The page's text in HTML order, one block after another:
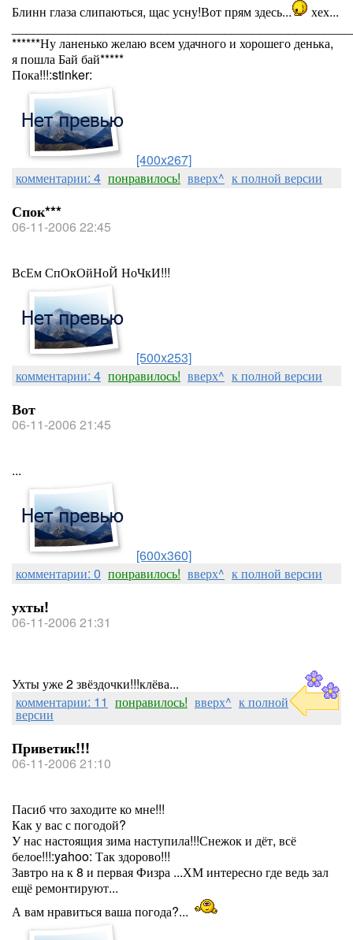
Блинн глаза слипаються, щас усну!Вот прям здесь...
хех...
******Ну ланенько желаю всем удачного и хорошего денька,
я пошла Бай бай*****
Пока!!!:stinker:
[400x267]
комментарии: 4 понравилось! вверх^ к полной версии
Спок***
06-11-2006 22:45
ВсЕм СпОкОйНоЙ НоЧкИ!!!
[500x253]
комментарии: 4 понравилось! вверх^ к полной версии
Вот
06-11-2006 21:45
...
[600x360]
комментарии: 0 понравилось! вверх^ к полной версии
ухты!
06-11-2006 21:31
Ухты уже 2 звёздочки!!!клёва...
комментарии: 11 понравилось! вверх^ к полной
версии
Приветик!!!
06-11-2006 21:10
Пасиб что заходите ко мне!!!
Как у вас с погодой?
У нас настоящия зима наступила!!!Снежок и дёт, всё
белое!!!:yahoo: Так здорово!!!
Завтро на к 8 и первая Физра ...ХМ интересно где ведь зал
ещё ремонтируют...
А вам нравиться ваша погода?...